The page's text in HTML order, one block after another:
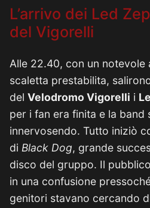
L’arrivo dei Led
del Vigorelli
Alle 22.40, con un
scaletta prestabilita,
del Velodromo Vigorelli i
per i fan era finita e la band
innervosendo. Tutto iniziò
di Black Dog, grande
disco del gruppo. Il
in una confusione
genitori stavano cercando